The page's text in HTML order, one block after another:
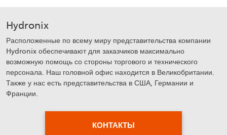
Hydronix
Расположенные по всему миру представительства компании
Hydronix обеспечивают для заказчиков максимально
возможную помощь со стороны торгового и технического
персонала. Наш головной офис находится в Великобритании.
Также у нас есть представительства в США, Германии и
Франции.
КОНТАКТЫ